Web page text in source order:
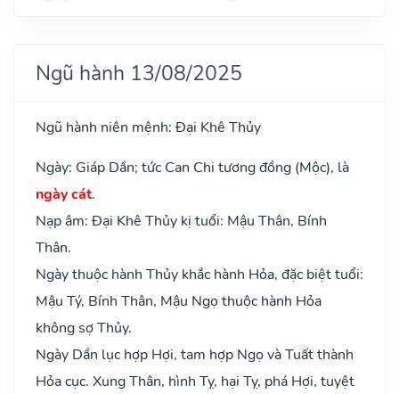
Ngũ hành 13/08/2025
Ngũ hành niên mệnh: Đại Khê Thủy
Ngày: Giáp Dần; tức Can Chi tương đồng (Mộc), là
ngày cát.
Nạp âm: Đại Khê Thủy kị tuổi: Mậu Thân, Bính
Thân.
Ngày thuộc hành Thủy khắc hành Hỏa, đặc biệt tuổi:
Mậu Tý, Bính Thân, Mậu Ngọ thuộc hành Hỏa
không sợ Thủy.
Ngày Dần lục hợp Hợi, tam hợp Ngọ và Tuất thành
Hỏa cục. Xung Thân, hình Tỵ, hại Tỵ, phá Hợi, tuyệt